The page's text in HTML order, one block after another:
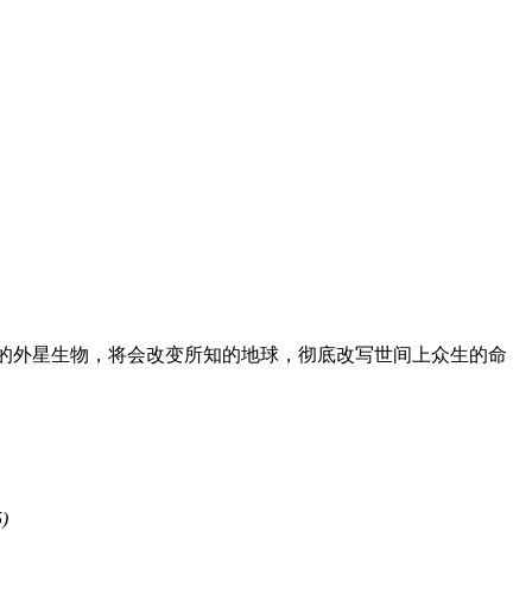
星生物，将会改变所知的地球，彻底改写世间上众生的命